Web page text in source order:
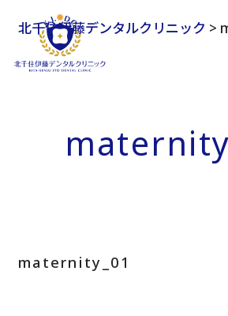
北千住伊藤デンタルクリニック >
maternity_01